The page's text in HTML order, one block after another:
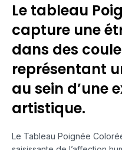
Le tableau
capture une
dans des
représentant
au sein d’une
artistique.
Le Tableau Poignée